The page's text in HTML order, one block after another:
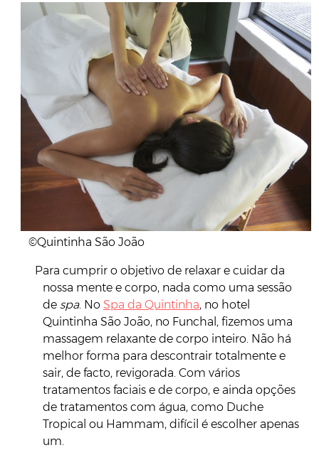
©Quintinha São João
Para cumprir o objetivo de relaxar e cuidar da
nossa mente e corpo, nada como uma sessão
de spa. No Spa da Quintinha, no hotel
Quintinha São João, no Funchal, fizemos uma
massagem relaxante de corpo inteiro. Não há
melhor forma para descontrair totalmente e
sair, de facto, revigorada. Com vários
tratamentos faciais e de corpo, e ainda opções
de tratamentos com água, como Duche
Tropical ou Hammam, difícil é escolher apenas
um.